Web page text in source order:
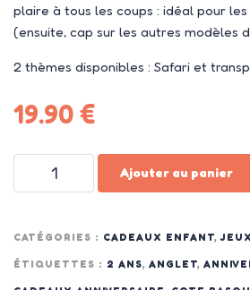
plaire à tous les coups : idéal pour les
(ensuite, cap sur les autres modèles
2 thèmes disponibles : Safari et
19.90€
Ajouter au panier
CATÉGORIES : CADEAUX ENFANT,
ÉTIQUETTES : 2 ANS, ANGLET,